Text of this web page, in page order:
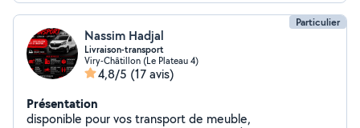
Particulier
Nassim Hadjal
Livraison-transport
Viry-Châtillon (Le Plateau 4)
4,8/5 (17 avis)
Présentation
disponible pour vos transport de meuble,